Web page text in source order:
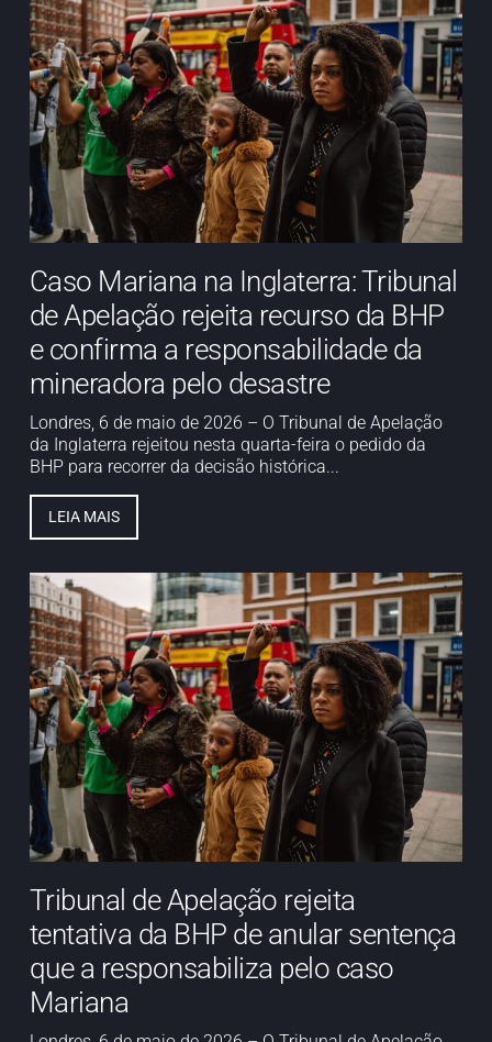
Caso Mariana na Inglaterra: Tribunal
de Apelação rejeita recurso da BHP
e confirma a responsabilidade da
mineradora pelo desastre
Londres, 6 de maio de 2026 – O Tribunal de Apelação
da Inglaterra rejeitou nesta quarta-feira o pedido da
BHP para recorrer da decisão histórica...
LEIA MAIS
Tribunal de Apelação rejeita
tentativa da BHP de anular sentença
que a responsabiliza pelo caso
Mariana